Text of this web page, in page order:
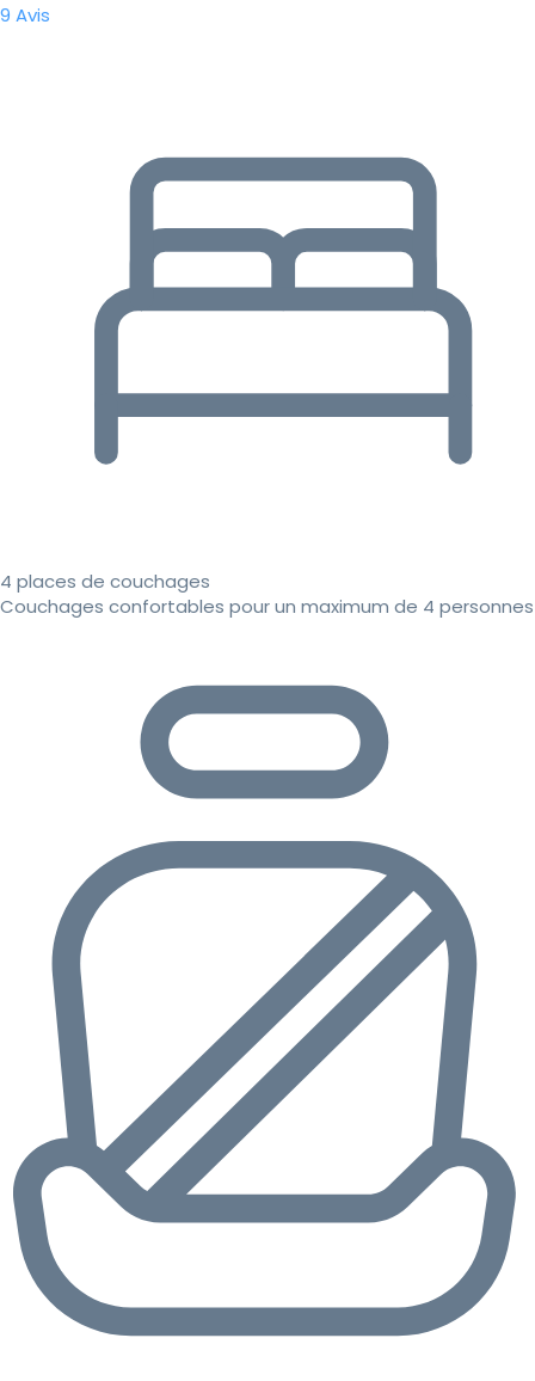
9 Avis
4 places de couchages
Couchages confortables pour un maximum de 4 personnes